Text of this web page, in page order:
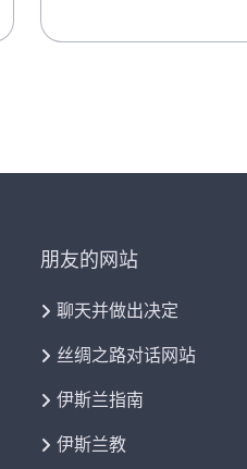
朋友的网站
聊天并做出决定
丝绸之路对话网站
伊斯兰指南
伊斯兰教